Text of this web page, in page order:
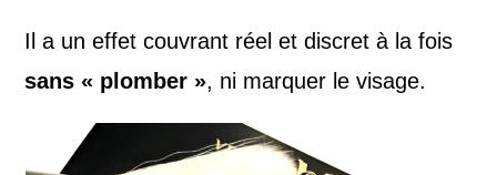
Il a un effet couvrant réel et discret à la fois
sans « plomber », ni marquer le visage.